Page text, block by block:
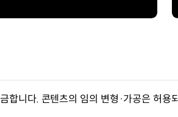
합니다. 콘텐츠의 임의 변형·가공은 허